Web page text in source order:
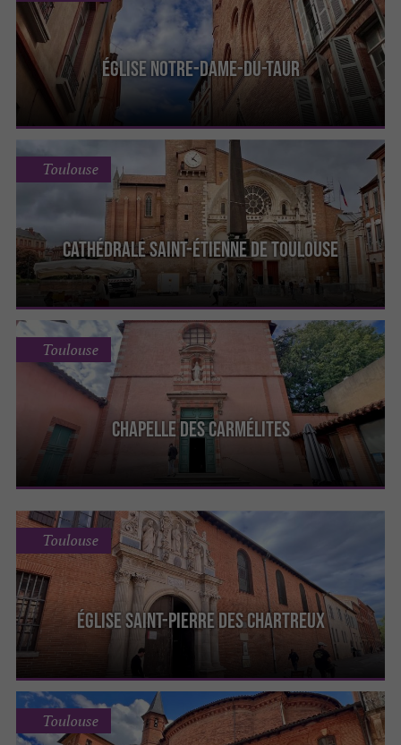
Église Notre-Dame-Du-Taur
Cathédrale Saint-Étienne de Toulouse
Toulouse
Chapelle des Carmélites
Toulouse
Église Saint-Pierre des Chartreux
Toulouse
Toulouse